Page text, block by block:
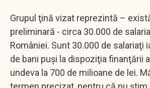
Grupul ţină vizat reprezintă –
preliminară - circa 30.000 de
României. Sunt 30.000 de salariaţi
de bani puşi la dispoziţia finanţării
undeva la 700 de milioane de lei.